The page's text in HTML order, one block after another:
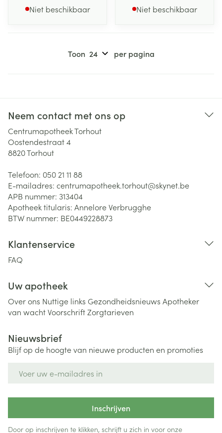
Niet beschikbaar Niet beschikbaar
Toon per pagina
Neem contact met ons op
Centrumapotheek Torhout
Oostendestraat 4
8820Torhout
Telefoon: 050 21 11 88
E-mailadres: centrumapotheek.torhout@skynet.be
APB nummer: 313404
Apotheek titularis: Annelore Verbrugghe
BTW nummer: BE0449228873
Klantenservice
FAQ
Uw apotheek
Over ons Nuttige links Gezondheidsnieuws Apotheker
van wachtVoorschriftZorgtarieven
Nieuwsbrief
Blijf op de hoogte van nieuwe producten en promoties
Inschrijven
Door op inschrijven te klikken, schrijft u zich in voor onze